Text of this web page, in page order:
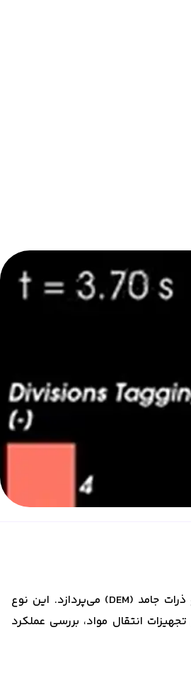
شبیه‌سازی کوپلینگ CFD-DEM یکی از پیشرفته‌ترین روش‌های تحلیل مهندسی مکانیک و صنایع فرآیندی است که به بررسی هم‌زمان رفتار سیال‌ها (CFD) و ذرات جامد (DEM) می‌پردازد. این نوع
انتقال مواد، بررسی عملکرد